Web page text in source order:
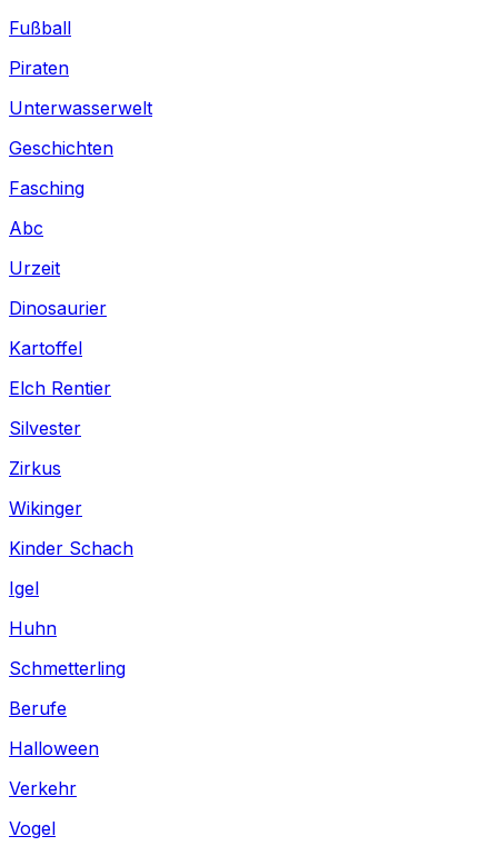
Fußball
Piraten
Unterwasserwelt
Geschichten
Fasching
Abc
Urzeit
Dinosaurier
Kartoffel
Elch Rentier
Silvester
Zirkus
Wikinger
Kinder Schach
Igel
Huhn
Schmetterling
Berufe
Halloween
Verkehr
Vogel